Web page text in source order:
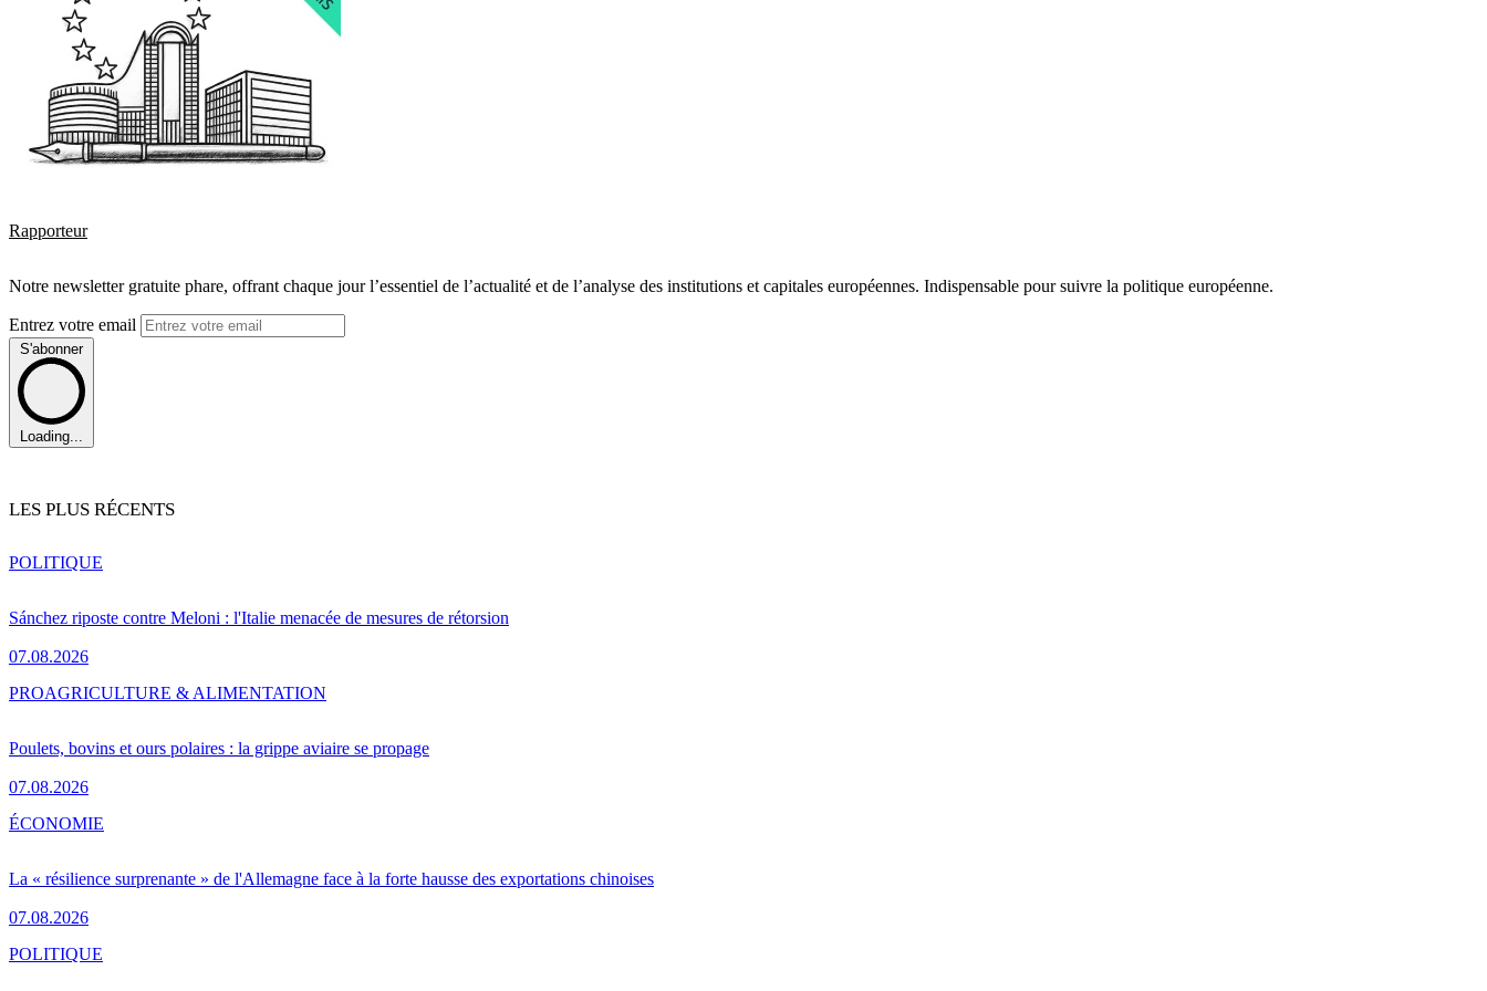
Rapporteur
Notre newsletter gratuite phare, offrant chaque jour l’essentiel de l’actualité et de l’analyse des institutions et capitales européennes. Indispensable pour suivre la politique européenne.
Entrez votre email
S'abonner
Loading...
LES PLUS RÉCENTS
Sánchez riposte contre Meloni : l'Italie menacée de mesures de rétorsion
07.08.2026
POLITIQUE
Poulets, bovins et ours polaires : la grippe aviaire se propage
07.08.2026
PROAGRICULTURE & ALIMENTATION
La « résilience surprenante » de l'Allemagne face à la forte hausse des exportations chinoises
07.08.2026
ÉCONOMIE
POLITIQUE